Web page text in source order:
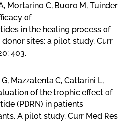
Mortarino C, Buoro M, Tuinder
of
in the healing process of
sites: a pilot study. Curr
403.
Mazzatenta C, Cattarini L,
of the trophic effect of
(PDRN) in patients
A pilot study. Curr Med Res